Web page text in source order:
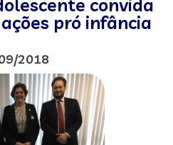
convida
pró infância
2018